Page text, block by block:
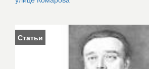
Статьи